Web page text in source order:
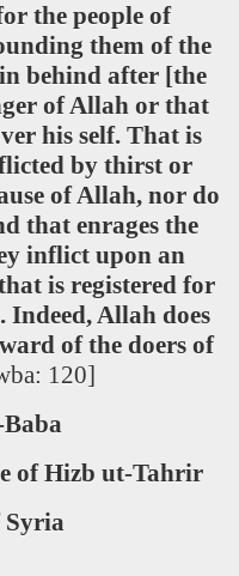
the people of
them of the
behind after [the
of Allah or that
his self. That is
by thirst or
of Allah, nor do
that enrages the
inflict upon an
is registered for
Indeed, Allah does
of the doers of
120]
of Hizb ut-Tahrir